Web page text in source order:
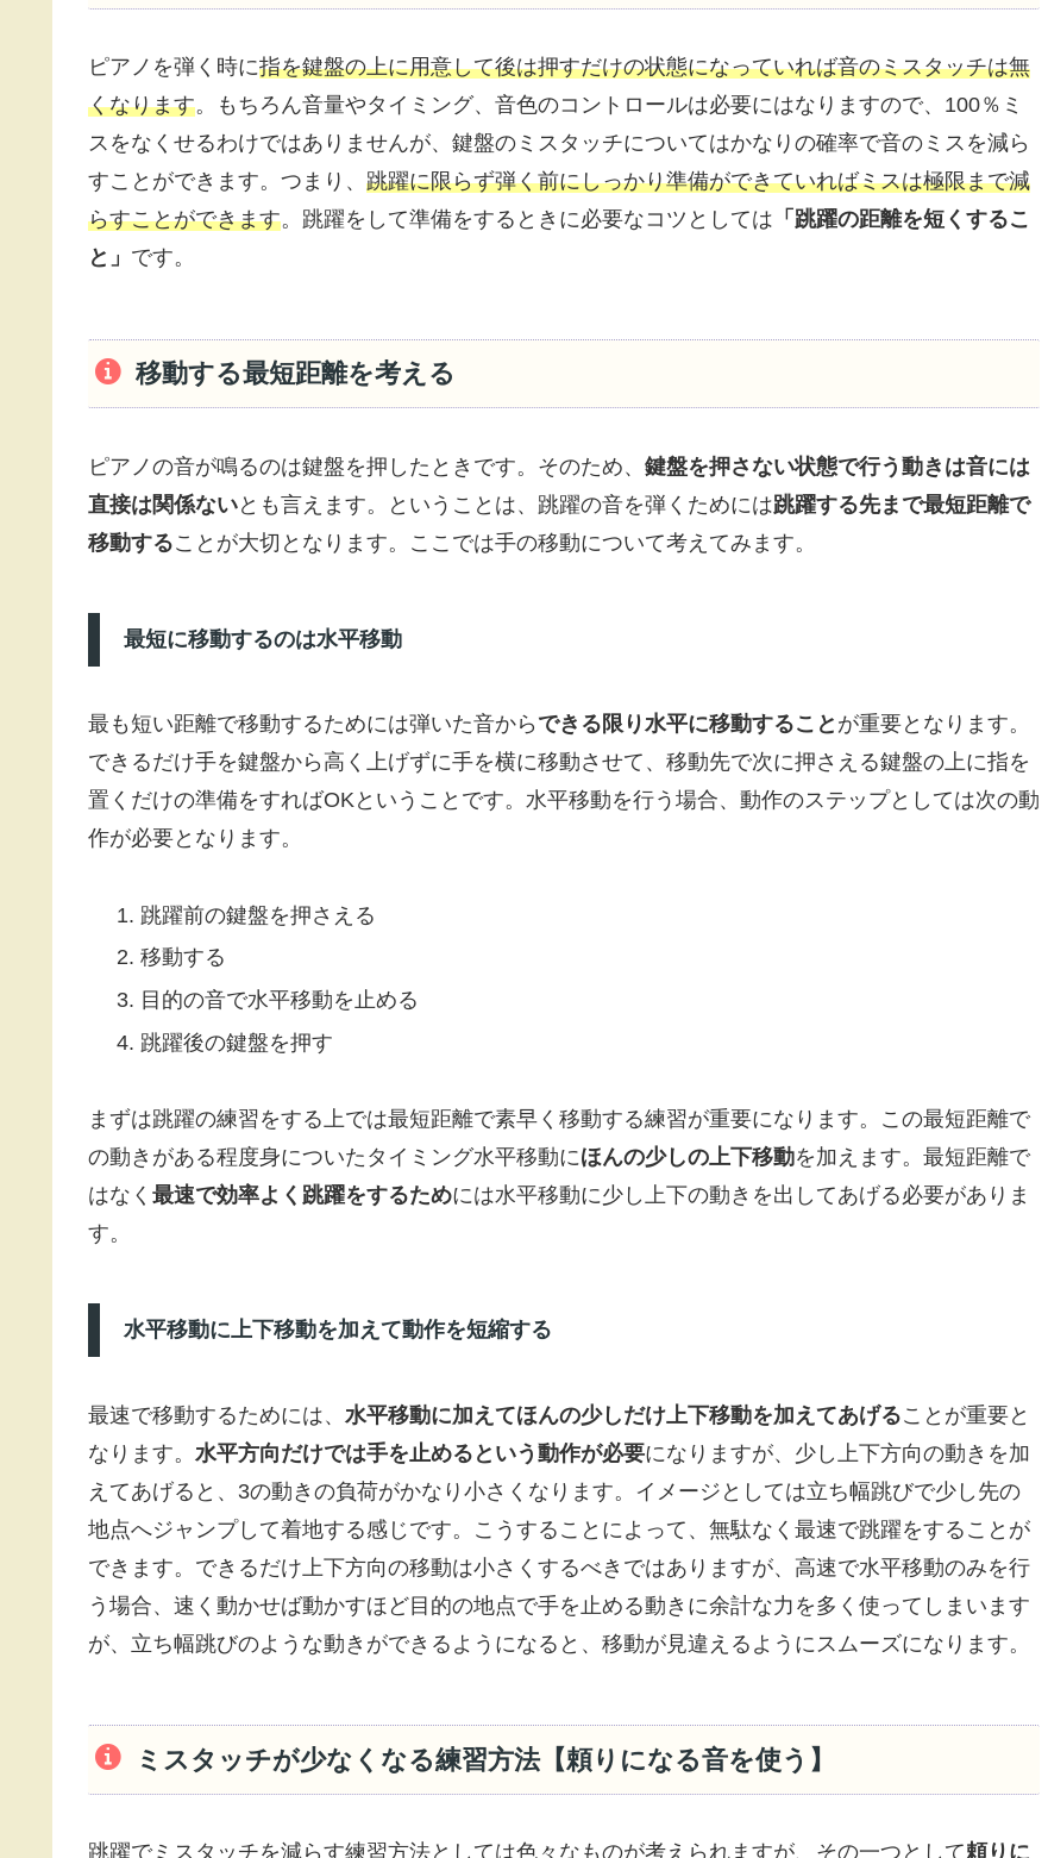
ピアノを弾く時に指を鍵盤の上に用意して後は押すだけの状態になっていれば音のミスタッチは無
くなります。もちろん音量やタイミング、音色のコントロールは必要にはなりますので、100％ミ
スをなくせるわけではありませんが、鍵盤のミスタッチについてはかなりの確率で音のミスを減ら
すことができます。つまり、 跳躍に限らず弾く前にしっかり準備ができていればミスは極限まで減
らすことができます。跳躍をして準備をするときに必要なコツとしては 「跳躍の距離を短くするこ
と」 です。
移動する最短距離を考える
ピアノの音が鳴るのは鍵盤を押したときです。そのため、 鍵盤を押さない状態で行う動きは音には
直接は関係ないとも言えます。ということは、跳躍の音を弾くためには跳躍する先まで最短距離で
移動することが大切となります。ここでは手の移動について考えてみます。
最短に移動するのは水平移動
最も短い距離で移動するためには弾いた音から できる限り水平に移動すること が重要となります。
できるだけ手を鍵盤から高く上げずに手を横に移動させて、移動先で次に押さえる鍵盤の上に指を
置くだけの準備をすればOKということです。水平移動を行う場合、動作のステップとしては次の動
作が必要となります。
跳躍前の鍵盤を押さえる
移動する
目的の音で水平移動を止める
跳躍後の鍵盤を押す
まずは跳躍の練習をする上では最短距離で素早く移動する練習が重要になります。この最短距離で
の動きがある程度身についたタイミング水平移動にほんの少しの上下移動を加えます。最短距離で
はなく 最速で効率よく跳躍をするためには水平移動に少し上下の動きを出してあげる必要がありま
す。
水平移動に上下移動を加えて動作を短縮する
最速で移動するためには、 水平移動に加えてほんの少しだけ上下移動を加えてあげることが重要と
なります。 水平方向だけでは手を止めるという動作が必要になりますが、少し上下方向の動きを加
えてあげると、3の動きの負荷がかなり小さくなります。イメージとしては立ち幅跳びで少し先の
地点へジャンプして着地する感じです。こうすることによって、無駄なく最速で跳躍をすることが
できます。できるだけ上下方向の移動は小さくするべきではありますが、高速で水平移動のみを行
う場合、速く動かせば動かすほど目的の地点で手を止める動きに余計な力を多く使ってしまいます
が、立ち幅跳びのような動きができるようになると、移動が見違えるようにスムーズになります。
ミスタッチが少なくなる練習方法【頼りになる音を使う】
跳躍でミスタッチを減らす練習方法としては色々なものが考えられますが、その一つとして頼りに